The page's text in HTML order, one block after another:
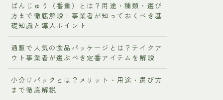
ばんじゅう（番重）とは？用途・種類・選び
方まで徹底解説｜事業者が知っておくべき基
礎知識と導入ポイント
通販で人気の食品パッケージとは？テイクア
ウト事業者が選ぶべき定番アイテムを解説
小分けパックとは？メリット・用途・選び方
まで徹底解説